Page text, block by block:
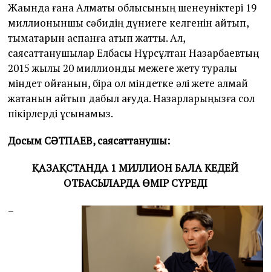
Жақында ғана Алматы облысының шенеуніктері 19
миллионыншы сәбидің дүниеге келгенін айтып,
тымақтарын аспанға атып жатты. Ал,
саясаттанушылар Елбасы Нұрсұлтан Назарбаевтың
2015 жылы 20 миллиондық межеге жету туралы
міндет қойғанын, бірақ ол міндетке әлі жете алмай
жатқанын айтып дабыл қағуда. Назарларыңызға сол
пікірлерді ұсынамыз.
Досым СӘТПАЕВ, саясаттанушы:
ҚАЗАҚСТАНДА 1 МИЛЛИОН БАЛА КЕДЕЙ
ОТБАСЫЛАРДА ӨМІР СҮРЕДІ
–